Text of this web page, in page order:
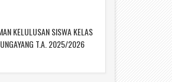
KELULUSAN SISWA KELAS
T.A. 2025/2026